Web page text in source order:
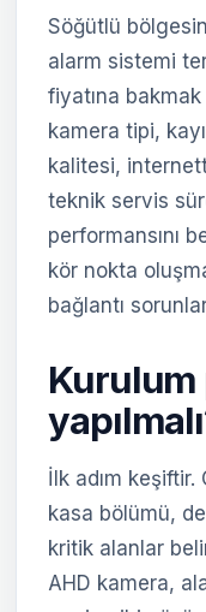
Söğütlü
alarm sistemi
fiyatına
kamera tipi,
kalitesi,
teknik servis
performansını
kör nokta
bağlantı
Kurulum
İlk adım keşiftir.
kasa bölümü,
kritik alanlar
AHD kamera,